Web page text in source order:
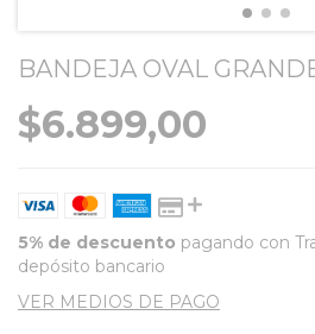
BANDEJA OVAL
$6.899,00
5% de descuento pagando con
depósito bancario
VER MEDIOS DE PAGO